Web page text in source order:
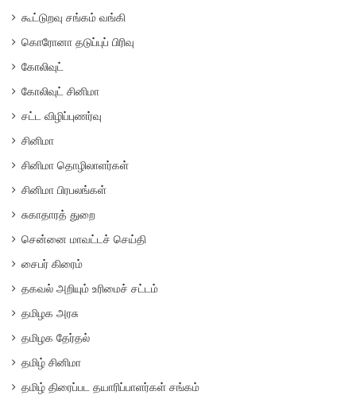
கூட்டுறவு சங்கம் வங்கி
கொரோனா தடுப்புப் பிரிவு
கோலிவுட்
கோலிவுட் சினிமா
சட்ட விழிப்புணர்வு
சினிமா
சினிமா தொழிலாளர்கள்
சினிமா பிரபலங்கள்
சுகாதாரத் துறை
சென்னை மாவட்டச் செய்தி
சைபர் கிரைம்
தகவல் அறியும் உரிமைச் சட்டம்
தமிழக அரசு
தமிழக தேர்தல்
தமிழ் சினிமா
தமிழ் திரைப்பட தயாரிப்பாளர்கள் சங்கம்